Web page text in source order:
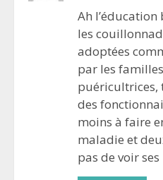
Ah
les
adoptées
par les
puéricultrices,
des
moins à faire
maladie et
pas de voir